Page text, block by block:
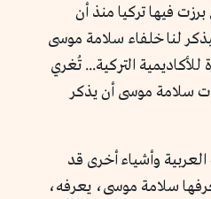
فيها تركيا منذ أن
لنا خلفاء سلامة موسى
التركية... تُغري
سلامة موسى أن يذكر
وأشياء أخرى قد
سلامة موسى، يعرفه،